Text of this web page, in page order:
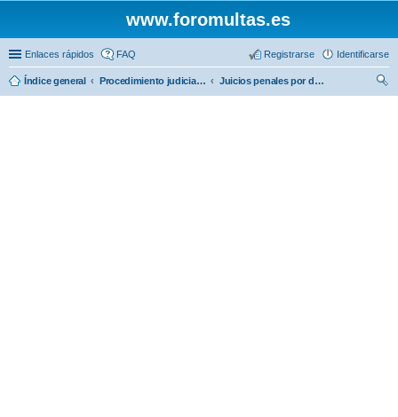
www.foromultas.es
Enlaces rápidos FAQ Identificarse
Registrarse
Índice general Procedimiento judicial. ( Penales alcoholemia, contenciosos... )
Juicios penales por delitos de seguridad vial.